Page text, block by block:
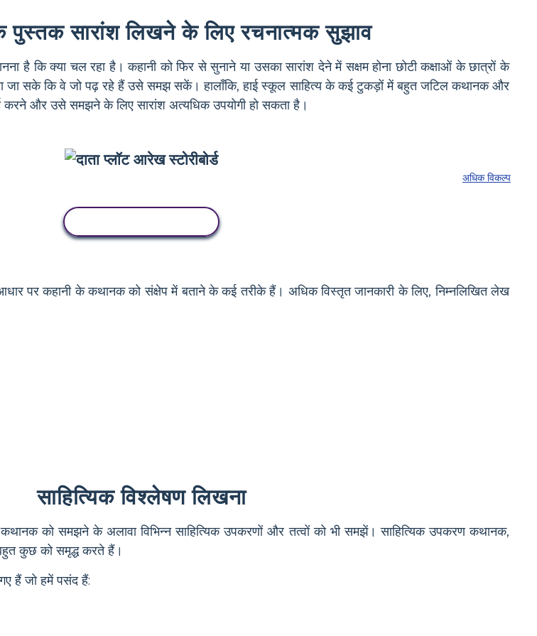
सारांश लिखने के लिए रचनात्मक सुझाव
है कि क्या चल रहा है। कहानी को फिर से सुनाने या उसका सारांश देने में सक्षम होना छोटी कक्षाओं के छात्रों के
जा सके कि वे जो पढ़ रहे हैं उसे समझ सकें। हालाँकि, हाई स्कूल साहित्य के कई टुकड़ों में बहुत जटिल कथानक और
करने और उसे समझने के लिए सारांश अत्यधिक उपयोगी हो सकता है।
अधिक विकल्प
पर कहानी के कथानक को संक्षेप में बताने के कई तरीके हैं। अधिक विस्तृत जानकारी के लिए, निम्नलिखित लेख
साहित्यिक विश्लेषण लिखना
को समझने के अलावा विभिन्न साहित्यिक उपकरणों और तत्वों को भी समझें। साहित्यिक उपकरण कथानक,
कुछ को समृद्ध करते हैं।
हैं जो हमें पसंद हैं: